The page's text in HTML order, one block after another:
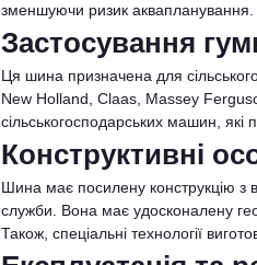
зменшуючи ризик аквапланування.
Застосування
Ця шина призначена для
New Holland, Claas, Massey
сільськогосподарських машин, які
Конструктивні
Шина має посилену конструкцію з
служби. Вона має удосконалену
Також, спеціальні технології